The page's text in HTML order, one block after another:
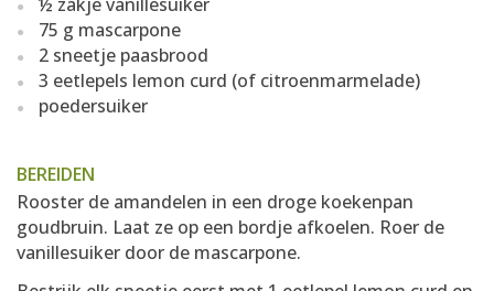
75 g mascarpone
2 sneetje paasbrood
3 eetlepels lemon curd (of citroenmarmelade)
poedersuiker
BEREIDEN
Rooster de amandelen in een droge koekenpan
goudbruin. Laat ze op een bordje afkoelen. Roer de
vanillesuiker door de mascarpone.